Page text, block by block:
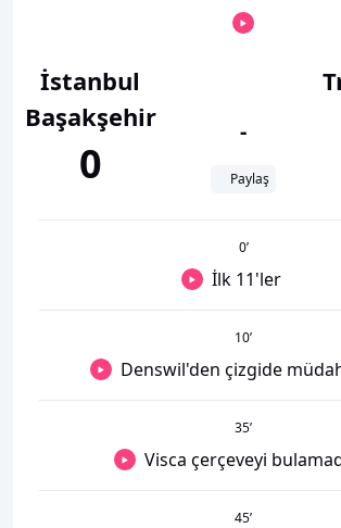
İstanbul
Başakşehir
0
-
Paylaş
0’
İlk 11'ler
10’
Denswil'den çizgide
35’
Visca çerçeveyi
45’